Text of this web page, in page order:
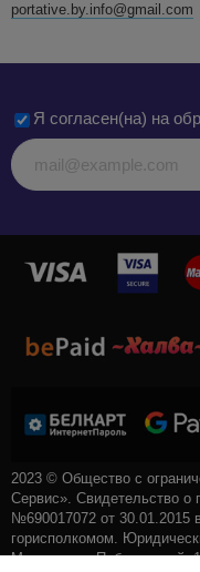
portative.by.info@gmail.com
Я согласен(на) на
2023 © Общество с
Сервис». Свидетельство о
№690017072 от 30.01.2015
горисполкомом.
Минск, пр-т. Победителей,